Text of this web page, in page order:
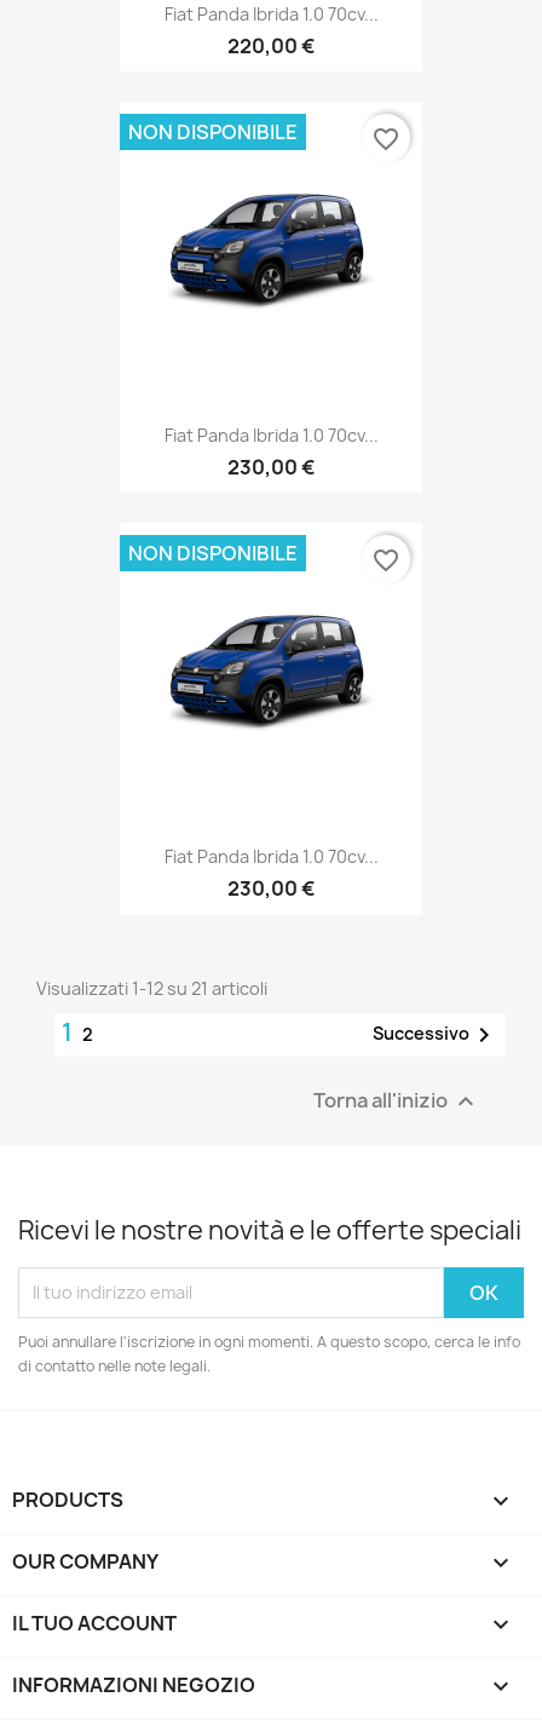
Fiat Panda Ibrida 1.0 70cv...
220,00 €
Fiat Panda Ibrida 1.0 70cv...
230,00 €
NON DISPONIBILE favorite_border
Fiat Panda Ibrida 1.0 70cv...
230,00 €
NON DISPONIBILE favorite_border
Visualizzati 1-12 su 21 articoli
1 2 Successivo 
Torna all'inizio 
Ricevi le nostre novità e le offerte speciali
Puoi annullare l'iscrizione in ogni momenti. A questo scopo, cerca le info
di contatto nelle note legali.
PRODUCTS 
OUR COMPANY 
IL TUO ACCOUNT 
INFORMAZIONI NEGOZIO keyboard_arrow_down